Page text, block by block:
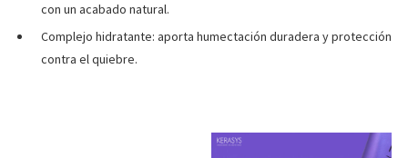
con un acabado natural.
Complejo hidratante: aporta humectación duradera y protección
contra el quiebre.